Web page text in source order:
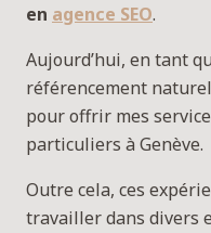
en agence SEO.
Aujourd’hui, en tant
référencement
pour offrir mes
particuliers à Genève.
Outre cela, ces
travailler dans divers